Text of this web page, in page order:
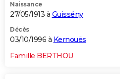
Naissance
27/05/1913 à Guissény
Décès
03/10/1996 à Kernouës
Famille BERTHOU